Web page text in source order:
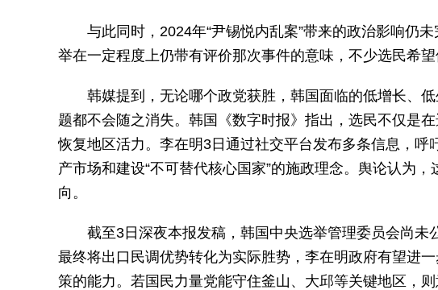
与此同时，2024年“尹锡悦内乱案”带来的政治影响仍
举在一定程度上仍带有评价那次事件的意味，不少选民希望
韩媒提到，无论哪个政党获胜，韩国面临的低增长、
题都不会随之消失。韩国《数字时报》指出，选民不仅是
恢复地区活力。李在明3日通过社交平台发布多条信息，
产市场和建设“不可替代核心国家”的施政理念。舆论认为
向。
截至3日深夜本报发稿，韩国中央选举管理委员会尚
最终将出口民调优势转化为实际胜势，李在明政府有望进
策的能力。若国民力量党能守住釜山、大邱等关键地区，